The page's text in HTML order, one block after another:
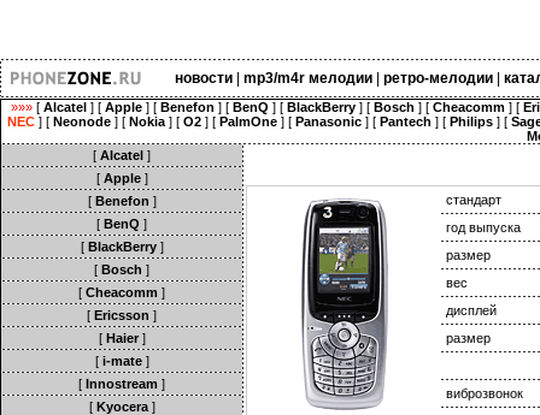
новости| mp3/m4r мелодии| ретро-мелодии|
»»» [ Alcatel ] [ Apple ] [ Benefon ] [ BenQ ] [ BlackBerry ] [ Bosch ] [ Cheacomm ] [
NEC ] [ Neonode ] [ Nokia ] [ O2 ] [ PalmOne ] [ Panasonic ] [ Pantech ] [ Philips ] [
[ Alcatel ]
[ Apple]
[ Benefon ]
[ BenQ ]
[ BlackBerry]
[ Bosch ]
[ Cheacomm ]
[ Ericsson ]
[ Haier]
[ i-mate]
[ Innostream ]
[ Kyocera]
стандарт
год выпуска
размер
вес
дисплей
размер
виброзвонок